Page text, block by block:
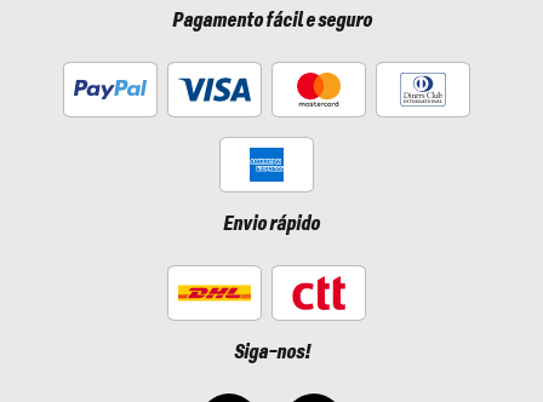
Pagamento fácil e seguro
Envio rápido
Siga-nos!